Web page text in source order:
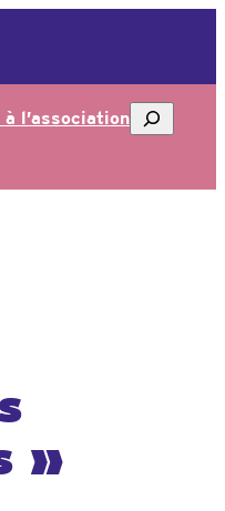
à l’associationRechercher
»